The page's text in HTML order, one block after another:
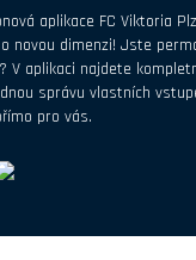
aplikace FC Viktoria
novou dimenzi! Jste
V aplikaci najdete
správu vlastních
pro vás.